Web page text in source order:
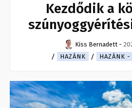
Kezdődik a
Kiss Bernadett -
HAZÁNK
HAZÁNK -